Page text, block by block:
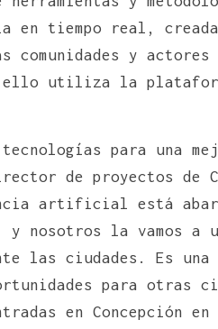
en tiempo real,
comunidades y
ello utiliza la
tecnologías para una
de proyectos de
artificial está
y nosotros la
las ciudades. Es
para otras
en Concepción